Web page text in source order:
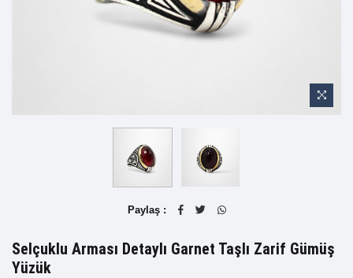
Paylaş :
Selçuklu Arması Detaylı Garnet Taşlı Zarif Gümüş
Yüzük